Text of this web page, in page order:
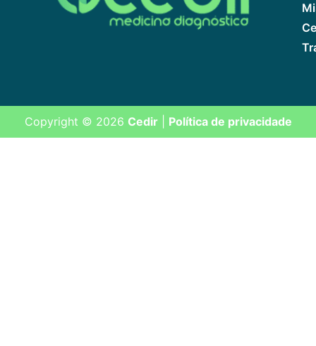
Copyright © 2026 Cedir| Política de privacidade